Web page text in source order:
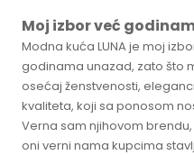
Moj izbor već
Modna kuća LUNA je moj
godinama unazad, zato što
osećaj ženstvenosti,
kvaliteta, koji sa ponosom
Verna sam njihovom brendu,
oni verni nama kupcima